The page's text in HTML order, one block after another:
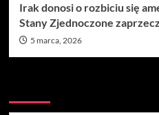
Irak donosi o rozbiciu się
Stany Zjednoczone
5 marca, 2026